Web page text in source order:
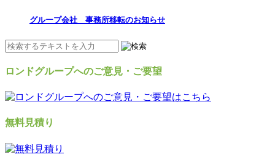
グループ会社 事務所移転のお知らせ
ロンドグループへのご意見・ご要望
無料見積り